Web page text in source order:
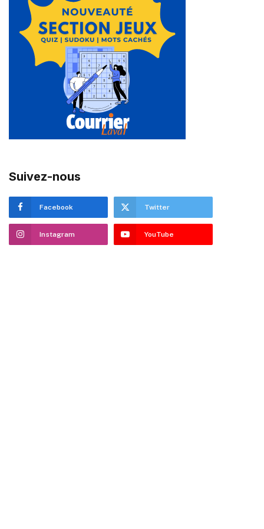
Suivez-nous
Facebook Twitter
Instagram YouTube